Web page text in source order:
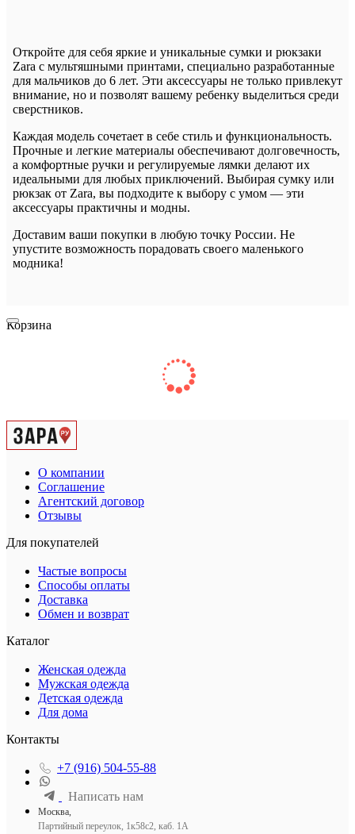
Откройте для себя яркие и уникальные сумки и рюкзаки
Zara с мультяшными принтами, специально разработанные
для мальчиков до 6 лет. Эти аксессуары не только привлекут
внимание, но и позволят вашему ребенку выделиться среди
сверстников.
Каждая модель сочетает в себе стиль и функциональность.
Прочные и легкие материалы обеспечивают долговечность,
а комфортные ручки и регулируемые лямки делают их
идеальными для любых приключений. Выбирая сумку или
рюкзак от Zara, вы подходите к выбору с умом — эти
аксессуары практичны и модны.
Доставим ваши покупки в любую точку России. Не
упустите возможность порадовать своего маленького
модника!
Корзина
О компании
Соглашение
Агентский договор
Отзывы
Для покупателей
Частые вопросы
Способы оплаты
Доставка
Обмен и возврат
Каталог
Женская одежда
Мужская одежда
Детская одежда
Для дома
Контакты
+7 (916) 504-55-88
Написать нам
Москва,
Партийный переулок, 1к58с2, каб. 1А